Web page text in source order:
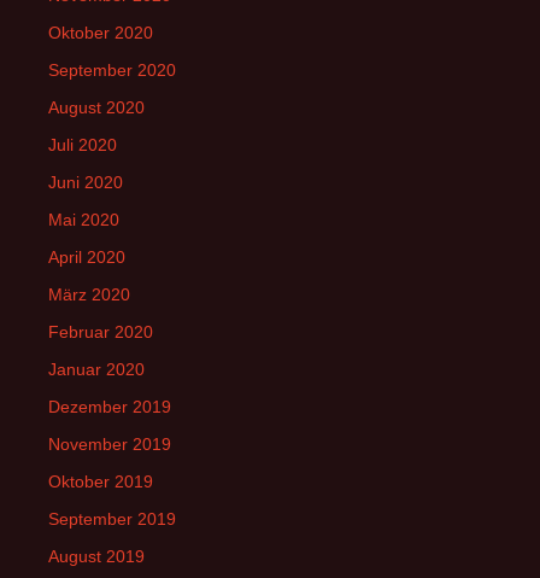
Oktober 2020
September 2020
August 2020
Juli 2020
Juni 2020
Mai 2020
April 2020
März 2020
Februar 2020
Januar 2020
Dezember 2019
November 2019
Oktober 2019
September 2019
August 2019